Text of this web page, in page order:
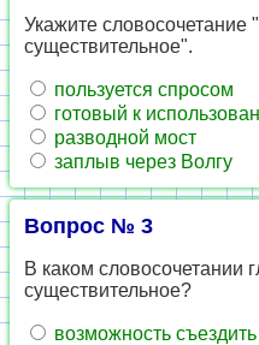
Укажите словосочетание
существительное".
пользуется спросом
готовый к
разводной мост
заплыв через Волгу
Вопрос № 3
В каком словосочетании
существительное?
возможность съездить